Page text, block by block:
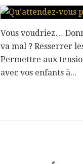
Vous voudriez…
va mal ? Resserrer
Permettre aux
avec vos enfants à...